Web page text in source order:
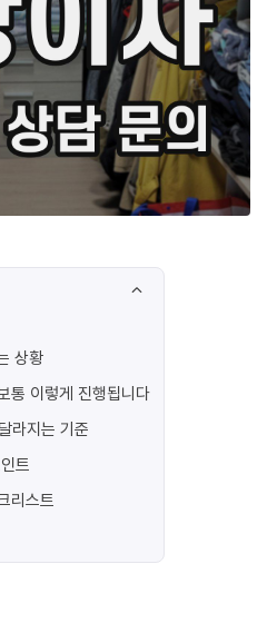
상황
통 이렇게 진행됩니다
라지는 기준
트
리스트